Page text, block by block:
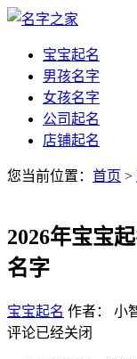
宝宝起名
男孩名字
女孩名字
公司起名
店铺起名
您当前位置： 首页 >
2026年宝宝
名字
宝宝起名 作者： 小
评论已经关闭